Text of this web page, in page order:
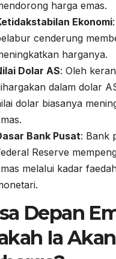
harga emas.
Ekonomi
cenderung
harganya.
Dolar AS: Oleh
dalam dolar
dolar biasanya
Bank Pusat: Bank
Reserve
melalui kadar
Depan
Ia